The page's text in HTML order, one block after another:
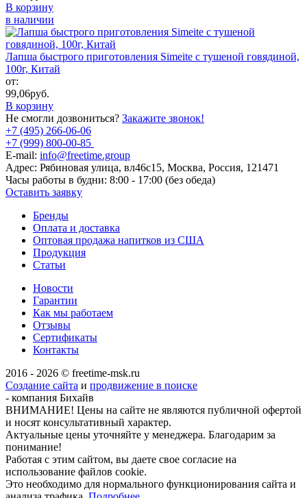
В корзину
в наличии
Лапша быстрого приготовления Simeite с тушеной говядиной,
100г, Китай
от:
99,06руб.
В корзину
Не смогли дозвониться? Закажите звонок!
+7 (495) 266-06-06
+7 (999) 800-00-85
E-mail: info@freetime.group
Адрес: Рябиновая улица, вл46с15, Москва, Россия, 121471
Часы работы в будни: 8:00 - 17:00 (без обеда)
Оставить заявку
Бренды
Оплата и доставка
Оптовая продажа напитков из США
Продукция
Статьи
Новости
Гарантии
Как мы работаем
Отзывы
Сертификаты
Контакты
2016 - 2026 © freetime-msk.ru
Создание сайта и продвижение в поиске
- компания Бихайв
ВНИМАНИЕ! Цены на сайте не являются публичной офертой
и носят консультативный характер.
Актуальные цены уточняйте у менеджера. Благодарим за
понимание!
Работая с этим сайтом, вы даете свое согласие на
использование файлов cookie.
Это необходимо для нормального функционирования сайта и